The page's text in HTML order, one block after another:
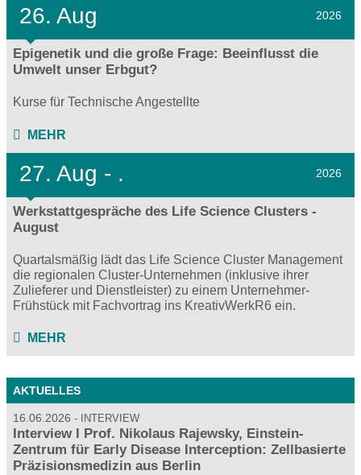
26. Aug 2026
Epigenetik und die große Frage: Beeinflusst die
Umwelt unser Erbgut?
Kurse für Technische Angestellte
MEHR
27. Aug - . 2026
Werkstattgespräche des Life Science Clusters -
August
Quartalsmäßig lädt das Life Science Cluster Management
die regionalen Cluster-Unternehmen (inklusive ihrer
Zulieferer und Dienstleister) zu einem Unternehmer-
Frühstück mit Fachvortrag ins KreativWerkR6 ein.
MEHR
AKTUELLES
16.06.2026 INTERVIEW
Interview I Prof. Nikolaus Rajewsky, Einstein-
Zentrum für Early Disease Interception: Zellbasierte
Präzisionsmedizin aus Berlin